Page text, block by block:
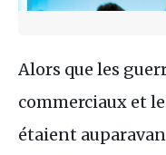
Alors que les
commerciaux et
étaient